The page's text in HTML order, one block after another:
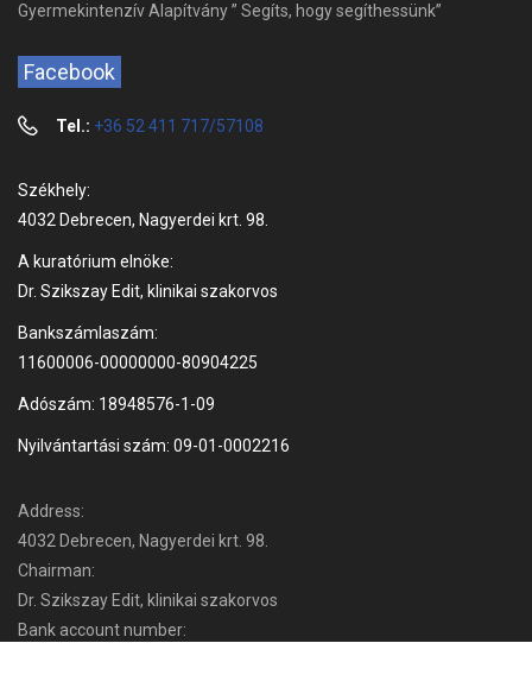
Gyermekintenzív Alapítvány ” Segíts, hogy segíthessünk”
Facebook
Tel.: +36 52 411 717/57108
Székhely:
4032 Debrecen, Nagyerdei krt. 98.
A kuratórium elnöke:
Dr. Szikszay Edit, klinikai szakorvos
Bankszámlaszám:
11600006-00000000-80904225
Adószám: 18948576-1-09
Nyilvántartási szám: 09-01-0002216
Address:
4032 Debrecen, Nagyerdei krt. 98.
Chairman:
Dr. Szikszay Edit, klinikai szakorvos
Bank account number: